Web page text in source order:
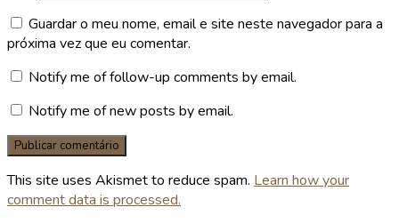
Guardar o meu nome, email e site neste navegador para a
próxima vez que eu comentar.
Notify me of follow-up comments by email.
Notify me of new posts by email.
This site uses Akismet to reduce spam. Learn how your
comment data is processed.